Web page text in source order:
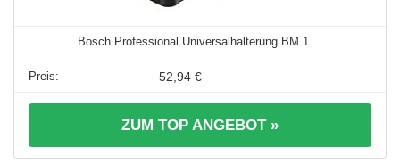
Bosch Professional Universalhalterung BM 1 ...
52,94 €
ZUM TOP ANGEBOT »